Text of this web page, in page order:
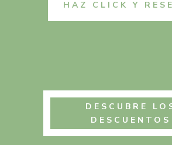
HAZ CLICK Y
DESCUBRE
DESCUENTOS